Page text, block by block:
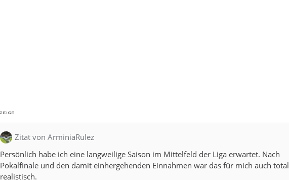
Zitat von ArminiaRulez
Persönlich habe ich eine langweilige Saison im Mittelfeld der Liga erwartet. Nach
Pokalfinale und den damit einhergehenden Einnahmen war das für mich auch total
realistisch.